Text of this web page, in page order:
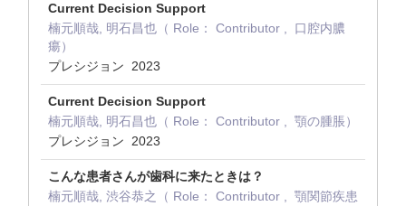
Current Decision Support
楠元順哉, 明石昌也（ Role： Contributor , 口腔内膿
瘍）
プレシジョン 2023
Current Decision Support
楠元順哉, 明石昌也（ Role： Contributor , 顎の腫脹）
プレシジョン 2023
こんな患者さんが歯科に来たときは？
楠元順哉, 渋谷恭之（ Role： Contributor , 顎関節疾患